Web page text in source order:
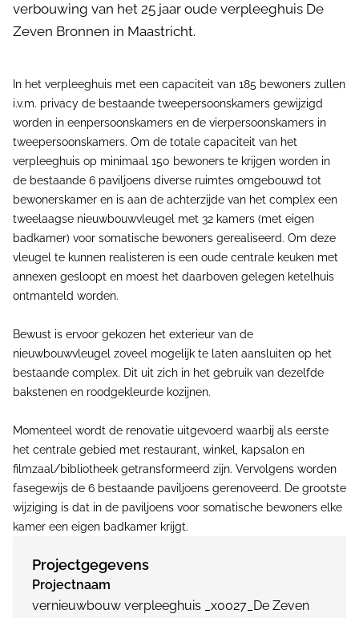
verbouwing van het 25 jaar oude verpleeghuis De
Zeven Bronnen in Maastricht.
In het verpleeghuis met een capaciteit van 185 bewoners zullen
i.v.m. privacy de bestaande tweepersoonskamers gewijzigd
worden in eenpersoonskamers en de vierpersoonskamers in
tweepersoonskamers. Om de totale capaciteit van het
verpleeghuis op minimaal 150 bewoners te krijgen worden in
de bestaande 6 paviljoens diverse ruimtes omgebouwd tot
bewonerskamer en is aan de achterzijde van het complex een
tweelaagse nieuwbouwvleugel met 32 kamers (met eigen
badkamer) voor somatische bewoners gerealiseerd. Om deze
vleugel te kunnen realisteren is een oude centrale keuken met
annexen gesloopt en moest het daarboven gelegen ketelhuis
ontmanteld worden.
Bewust is ervoor gekozen het exterieur van de
nieuwbouwvleugel zoveel mogelijk te laten aansluiten op het
bestaande complex. Dit uit zich in het gebruik van dezelfde
bakstenen en roodgekleurde kozijnen.
Momenteel wordt de renovatie uitgevoerd waarbij als eerste
het centrale gebied met restaurant, winkel, kapsalon en
filmzaal/bibliotheek getransformeerd zijn. Vervolgens worden
fasegewijs de 6 bestaande paviljoens gerenoveerd. De grootste
wijziging is dat in de paviljoens voor somatische bewoners elke
kamer een eigen badkamer krijgt.
Projectgegevens
Projectnaam
vernieuwbouw verpleeghuis _x0027_De Zeven